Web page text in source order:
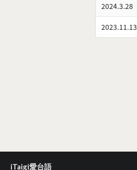
2024.3.28
2023.11.13
iTaigi愛台語